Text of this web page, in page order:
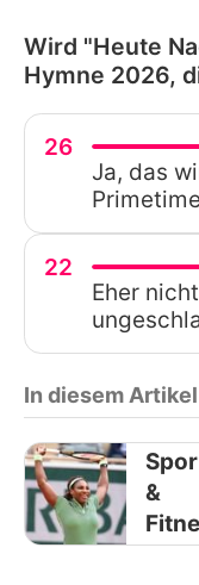
Wird "Heute
Hymne 2026,
26
Ja, das
22
Eher
In diesem Artikel
&